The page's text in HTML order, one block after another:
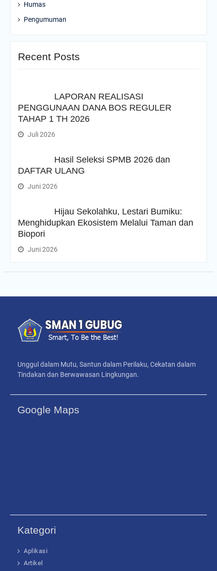
Humas
Pengumuman
Recent Posts
LAPORAN REALISASI
PENGGUNAAN DANA BOS REGULER
TAHAP 1 TH 2026
Juli 2026
Hasil Seleksi SPMB 2026 dan
DAFTAR ULANG
Juni 2026
Hijau Sekolahku, Lestari Bumiku:
Menghidupkan Ekosistem Melalui Taman dan
Biopori
Juni 2026
Unggul dalam Mutu, Santun dalam Perilaku, Cekatan dalam
Tindakan dan Berwawasan Lingkungan.
Google Maps
Kategori
Aplikasi
Artikel